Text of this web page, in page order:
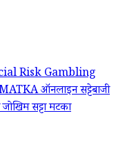
RiskGambling
ऑनलाइन सट्टेबाजी
जोखिमसट्टा मटका